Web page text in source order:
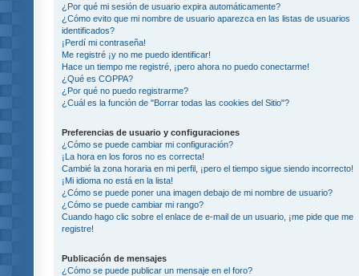
¿Por qué mi sesión de usuario expira automáticamente?
¿Cómo evito que mi nombre de usuario aparezca en las listas de usuarios
identificados?
¡Perdí mi contraseña!
Me registré ¡y no me puedo identificar!
Hace un tiempo me registré, ¡pero ahora no puedo conectarme!
¿Qué es COPPA?
¿Por qué no puedo registrarme?
¿Cuál es la función de "Borrar todas las cookies del Sitio"?
Preferencias de usuario y configuraciones
¿Cómo se puede cambiar mi configuración?
¡La hora en los foros no es correcta!
Cambié la zona horaria en mi perfil, ¡pero el tiempo sigue siendo incorrecto!
¡Mi idioma no está en la lista!
¿Cómo se puede poner una imagen debajo de mi nombre de usuario?
¿Cómo se puede cambiar mi rango?
Cuando hago clic sobre el enlace de e-mail de un usuario, ¡me pide que me
registre!
Publicación de mensajes
¿Cómo se puede publicar un mensaje en el foro?